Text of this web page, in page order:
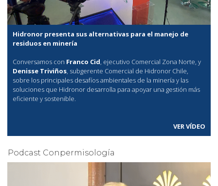
Hidronor presenta sus alternativas para el manejo de
residuos en minería
Conversamos con Franco Cid, ejecutivo Comercial Zona Norte, y
Denisse Triviños, subgerente Comercial de Hidronor Chile,
sobre los principales desafíos ambientales de la minería y las
soluciones que Hidronor desarrolla para apoyar una gestión más
eficiente y sostenible.
VER VÍDEO
Podcast Conpermisología